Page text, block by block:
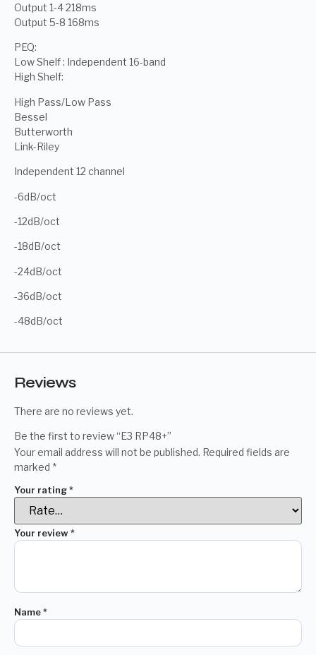
Output 1-4 218ms
Output 5-8 168ms
PEQ:
Low Shelf : Independent 16-band
High Shelf:
High Pass/Low Pass
Bessel
Butterworth
Link-Riley
Independent 12 channel
-6dB/oct
-12dB/oct
-18dB/oct
-24dB/oct
-36dB/oct
-48dB/oct
Reviews
There are no reviews yet.
Be the first to review “E3 RP48+”
Your email address will not be published. Required fields are
marked *
Your rating*
Your review*
Name*